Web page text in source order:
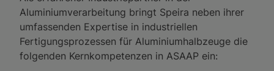
Aluminiumverarbeitung bringt Speira neben ihrer
umfassenden Expertise in industriellen
Fertigungsprozessen für Aluminiumhalbzeuge die
folgenden Kernkompetenzen in ASAAP ein: